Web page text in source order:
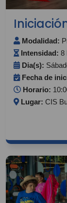
Modalidad:
Intensidad: 8
Dia(s):
Fecha de
Horario:
Lugar: CIS